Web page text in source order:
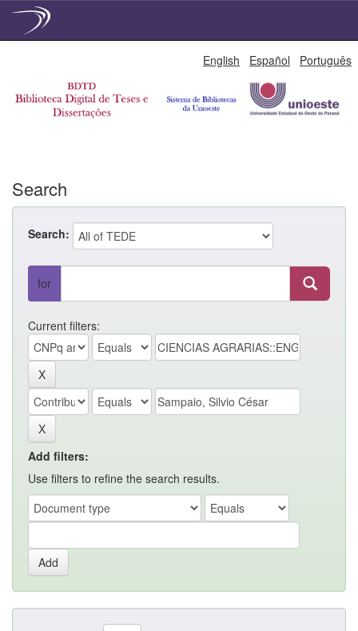
English Español Português
Search
Search:
for
Current filters:
Add filters:
Use filters to refine the search results.